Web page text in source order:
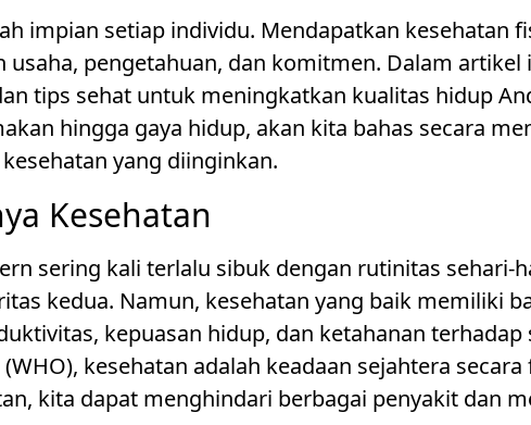
impian setiap individu. Mendapatkan kesehatan
usaha, pengetahuan, dan komitmen. Dalam
tips sehat untuk meningkatkan kualitas hidup
hingga gaya hidup, akan kita bahas secara
yang diinginkan.
Kesehatan
sering kali terlalu sibuk dengan rutinitas sehari-
kedua. Namun, kesehatan yang baik memiliki
kepuasan hidup, dan ketahanan
kesehatan adalah keadaan sejahtera
kita dapat menghindari berbagai penyakit dan